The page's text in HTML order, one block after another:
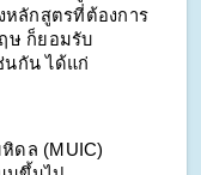
ลักสูตรที่ต้องการ
ษ ก็ยอมรับ
นกัน ได้แก่
ดล (MUIC)